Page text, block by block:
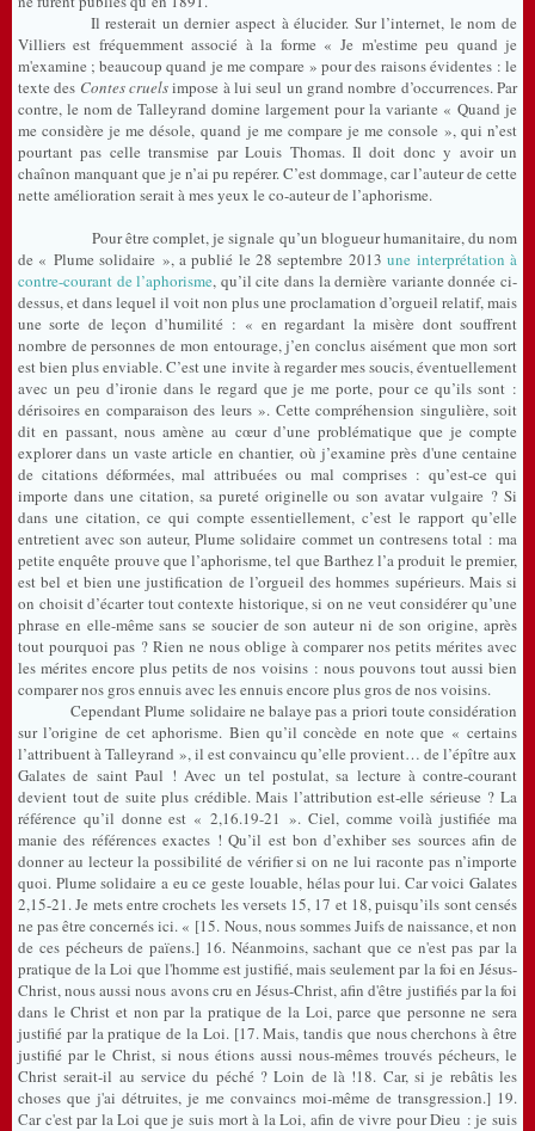
Il resterait un dernier aspect à élucider. Sur l’internet, le nom de
Villiers est fréquemment associé à la forme « Je m'estime peu quand je
m'examine ; beaucoup quand je me compare » pour des raisons évidentes : le
texte des Contes cruelsimpose à lui seul un grand nombre d’occurrences. Par
contre, le nom de Talleyrand domine largement pour la variante « Quand je
me considère je me désole, quand je me compare je me console », qui n’est
pourtant pas celle transmise par Louis Thomas. Il doit donc y avoir un
chaînon manquant que je n’ai pu repérer. C’est dommage, car l’auteur de cette
nette amélioration serait à mes yeux le co-auteur de l’aphorisme.
Pour être complet, je signale qu’un blogueur humanitaire, du nom
de « Plume solidaire », a publié le 28 septembre 2013une interprétation à
contre-courant de l’aphorisme, qu’il cite dans la dernière variante donnée ci-
dessus, et dans lequel il voit non plus une proclamation d’orgueil relatif, mais
une sorte de leçon d’humilité : « en regardant la misère dont souffrent
nombre de personnes de mon entourage, j’en conclus aisément que mon sort
est bien plus enviable. C’est une invite à regarder mes soucis, éventuellement
avec un peu d’ironie dans le regard que je me porte, pour ce qu’ils sont :
dérisoires en comparaison des leurs ». Cette compréhension singulière, soit
dit en passant, nous amène au cœur d’une problématique que je compte
explorer dans un vaste article en chantier, où j’examine près d'une centaine
de citations déformées, mal attribuées ou mal comprises : qu’est-ce qui
importe dans une citation, sa pureté originelle ou son avatar vulgaire ? Si
dans une citation, ce qui compte essentiellement, c’est le rapport qu’elle
entretient avec son auteur, Plume solidaire commet un contresens total : ma
petite enquête prouve que l’aphorisme, tel que Barthez l’a produit le premier,
est bel et bien une justification de l’orgueil des hommes supérieurs. Mais si
on choisit d’écarter tout contexte historique, si on ne veut considérer qu’une
phrase en elle-même sans se soucier de son auteur ni de son origine, après
tout pourquoi pas ? Rien ne nous oblige à comparer nos petits mérites avec
les mérites encore plus petits de nos voisins : nous pouvons tout aussi bien
comparer nos gros ennuis avec les ennuis encore plus gros de nos voisins.
Cependant Plume solidaire ne balaye pas a priori toute considération
sur l’origine de cet aphorisme. Bien qu’il concède en note que « certains
l’attribuent à Talleyrand », il est convaincu qu’elle provient… de l’épître aux
Galates de saint Paul ! Avec un tel postulat, sa lecture à contre-courant
devient tout de suite plus crédible. Mais l’attribution est-elle sérieuse ? La
référence qu’il donne est « 2,16.19-21 ». Ciel, comme voilà justifiée ma
manie des références exactes ! Qu’il est bon d’exhiber ses sources afin de
donner au lecteur la possibilité de vérifier si on ne lui raconte pas n’importe
quoi. Plume solidaire a eu ce geste louable, hélas pour lui. Car voici Galates
2,15-21. Je mets entre crochets les versets 15, 17 et 18, puisqu’ils sont censés
ne pas être concernés ici. « [15. Nous, nous sommes Juifs de naissance, et non
de ces pécheurs de païens.] 16. Néanmoins, sachant que ce n'est pas par la
pratique de la Loi que l'homme est justifié, mais seulement par la foi en Jésus-
Christ, nous aussi nous avons cru en Jésus-Christ, afin d'être justifiés par la foi
dans le Christ et non par la pratique de la Loi, parce que personne ne sera
justifié par la pratique de la Loi. [17. Mais, tandis que nous cherchons à être
justifié par le Christ, si nous étions aussi nous-mêmes trouvés pécheurs, le
Christ serait-il au service du péché ? Loin de là !18. Car, si je rebâtis les
choses que j'ai détruites, je me convaincs moi-même de transgression.] 19.
Car c'est par la Loi que je suis mort à la Loi, afin de vivre pour Dieu : je suis